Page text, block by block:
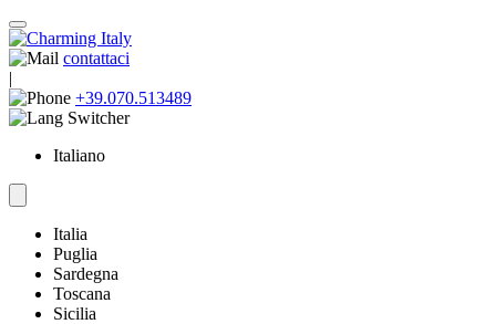
contattaci
|
+39.070.513489
Italiano
Italia
Puglia
Sardegna
Toscana
Sicilia